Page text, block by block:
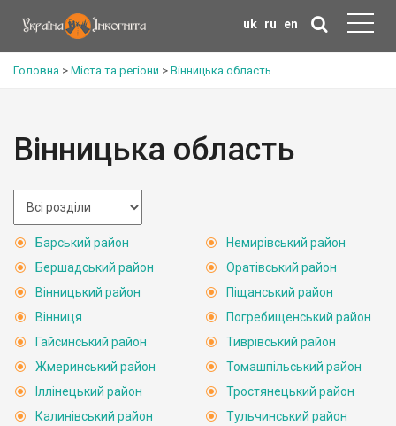
uk ru en
Головна > Міста та регіони > Вінницька область
Вінницька область
Барський район
Бершадський район
Вінницький район
Вінниця
Гайсинський район
Жмеринський район
Іллінецький район
Калинівський район
Немирівський район
Оратівський район
Піщанський район
Погребищенський район
Тиврівський район
Томашпільський район
Тростянецький район
Тульчинський район